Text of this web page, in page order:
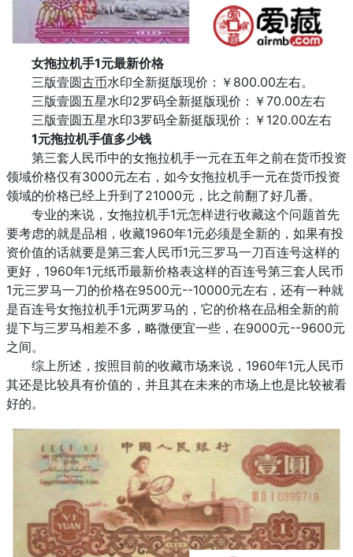
女拖拉机手1元最新价格
三版壹圆古币水印全新挺版现价：￥800.00左右。
三版壹圆五星水印2罗码全新挺版现价：￥70.00左右
三版壹圆五星水印3罗码全新挺版现价：￥120.00左右
1元拖拉机手值多少钱
第三套人民币中的女拖拉机手一元在五年之前在货币投资
领域价格仅有3000元左右，如今女拖拉机手一元在货币投资
领域的价格已经上升到了21000元，比之前翻了好几番。
专业的来说，女拖拉机手1元怎样进行收藏这个问题首先
要考虑的就是品相，收藏1960年1元必须是全新的，如果有投
资价值的话就要是第三套人民币1元三罗马一刀百连号这样的
更好，1960年1元纸币最新价格表这样的百连号第三套人民币
1元三罗马一刀的价格在9500元--10000元左右，还有一种就
是百连号女拖拉机手1元两罗马的，它的价格在品相全新的前
提下与三罗马相差不多，略微便宜一些，在9000元--9600元
之间。
综上所述，按照目前的收藏市场来说，1960年1元人民币
其还是比较具有价值的，并且其在未来的市场上也是比较被看
好的。